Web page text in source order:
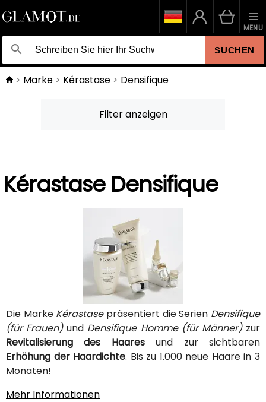
SUCHEN
MENU
Marke Kérastase Densifique
Filter anzeigen
Kérastase Densifique
Die Marke Kérastasepräsentiert die Serien Densifique
(für Frauen)und Densifique Homme (für Männer)zur
Revitalisierung des Haaresund zur sichtbaren
Erhöhung der Haardichte. Bis zu 1.000 neue Haare in 3
Monaten!
Mehr Informationen